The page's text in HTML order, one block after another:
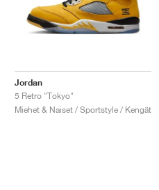
Jordan
5 Retro "Tokyo"
Miehet & Naiset / Sportstyle / Kengät